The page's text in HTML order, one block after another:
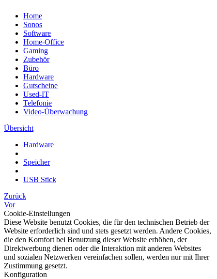
Home
Sonos
Software
Home-Office
Gaming
Zubehör
Büro
Hardware
Gutscheine
Used-IT
Telefonie
Video-Überwachung
Übersicht
Hardware
Speicher
USB Stick
Zurück
Vor
Cookie-Einstellungen
Diese Website benutzt Cookies, die für den technischen Betrieb der
Website erforderlich sind und stets gesetzt werden. Andere Cookies,
die den Komfort bei Benutzung dieser Website erhöhen, der
Direktwerbung dienen oder die Interaktion mit anderen Websites
und sozialen Netzwerken vereinfachen sollen, werden nur mit Ihrer
Zustimmung gesetzt.
Konfiguration